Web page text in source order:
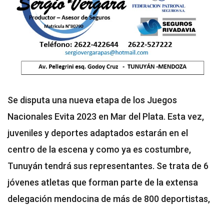
Se disputa una nueva etapa de los Juegos
Nacionales Evita 2023 en Mar del Plata. Esta vez,
juveniles y deportes adaptados estarán en el
centro de la escena y como ya es costumbre,
Tunuyán tendrá sus representantes. Se trata de 6
jóvenes atletas que forman parte de la extensa
delegación mendocina de más de 800 deportistas,